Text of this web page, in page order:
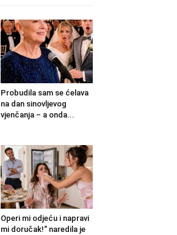
Probudila sam se ćelava
na dan sinovljevog
vjenčanja – a onda...
Operi mi odjeću i napravi
mi doručak!“ naredila je